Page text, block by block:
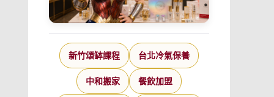
新竹頌缽課程 台北冷氣保養
中和搬家 餐飲加盟